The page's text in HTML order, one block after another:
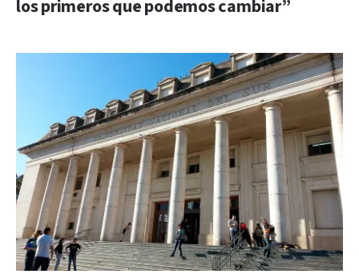
los primeros que podemos cambiar”